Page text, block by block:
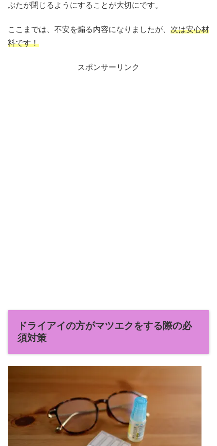
ぶたが閉じるようにすることが大切にです。
ここまでは、不安を煽る内容になりましたが、 次は安心材
料です！
スポンサーリンク
ドライアイの方がマツエクをする際の必
須対策